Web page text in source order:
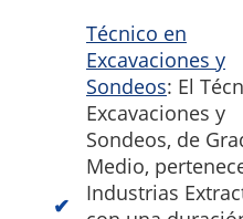
Técnico en
Excavaciones y
Sondeos: El
Excavaciones y
Sondeos, de
Medio,
Industrias